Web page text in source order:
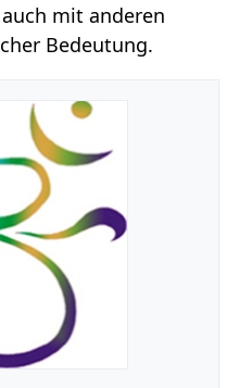
mit anderen
Bedeutung.